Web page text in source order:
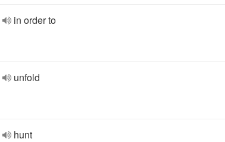
in order to
unfold
hunt